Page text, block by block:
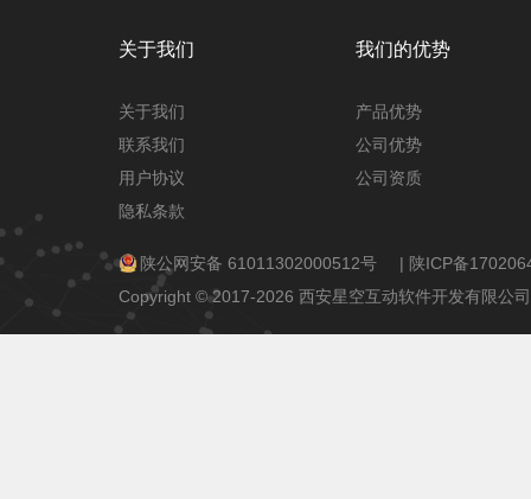
关于我们
关于我们
联系我们
用户协议
隐私条款
我们的优势
产品优势
公司优势
公司资质
陕公网安备 61011302000512号 | 陕ICP备
Copyright © 2017-2026 西安星空互动软件开发有限公